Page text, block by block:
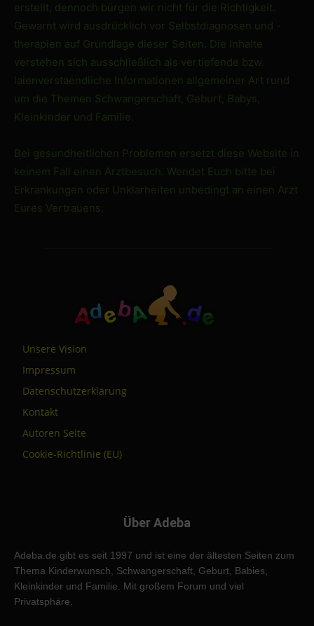
erstellt, dennoch bürgen wir nicht für die Richtigkeit.
Gewarnt wird ausdrücklich vor Selbstdiagnosen und -
therapien auf Grundlage dieser Seiten. Die Inhalte
verstehen sich ausschließlich als vertiefende bzw.
laienverstaendliche Informationen allgemeiner Art rund
um die Themen Schwangerschaft, Geburt, Babys,
Kleinkinder und Familie.
Bei gesundheitlichen Problemen ersetzt diese Website in
keinem Fall einen Arztbesuch. Wendet Euch bitte bei
Erkrankungen oder Unklarheiten unbedingt an einen Arzt
Eures Vertrauens.
Unsere Vision
Impressum
Datenschutzerklärung
Kontakt
Autoren Seite
Cookie-Richtlinie (EU)
Über Adeba
Adeba.de gibt es seit 1997 und ist eine der ältesten Seiten zum
Thema Kinderwunsch, Schwangerschaft, Geburt, Babies,
Kleinkinder und Familie. Mit großem Forum und viel
Privatsphäre.